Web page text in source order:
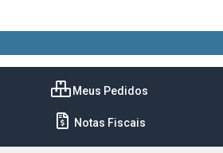
Meus Pedidos
Notas Fiscais